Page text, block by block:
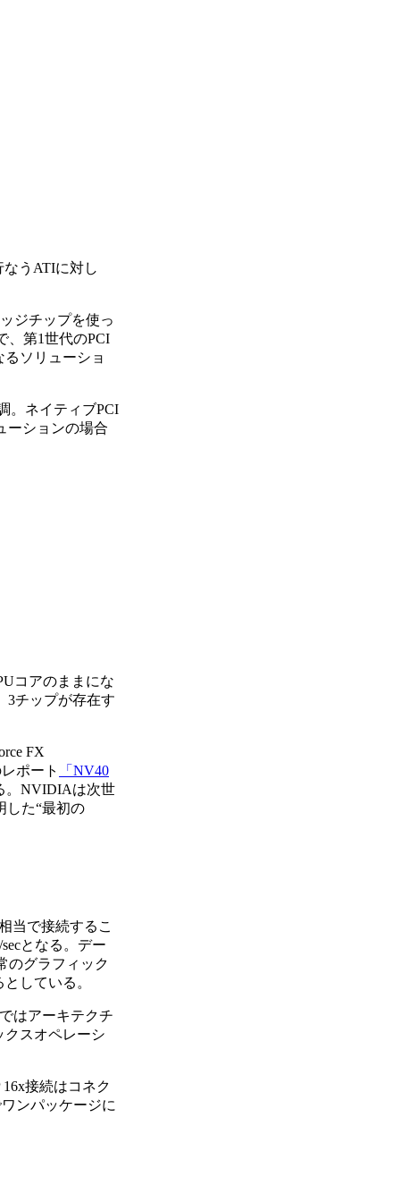
なうATIに対し
ジチップを使っ
、第1世代のPCI
るソリューショ
。ネイティブPCI
ーションの場合
コアのままにな
3チップが存在す
FX
ポート
「NV40
。NVIDIAは次世
した“最初の
当で接続するこ
となる。デー
のグラフィック
している。
はアーキテクチ
クスオペレーシ
接続はコネク
ンパッケージに